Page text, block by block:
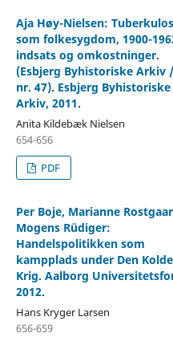
Aja Høy-Nielsen:
som folkesygdom, 1900-
indsats og omkostninger.
(Esbjerg Byhistoriske Arkiv
nr. 47). Esbjerg Byhistoriske
Arkiv, 2011.
Anita Kildebæk Nielsen
654-656
PDF
Per Boje, Marianne
Mogens Rüdiger:
Handelspolitikken som
kampplads under Den Kolde
Krig. Aalborg
2012.
Hans Kryger Larsen
656-659